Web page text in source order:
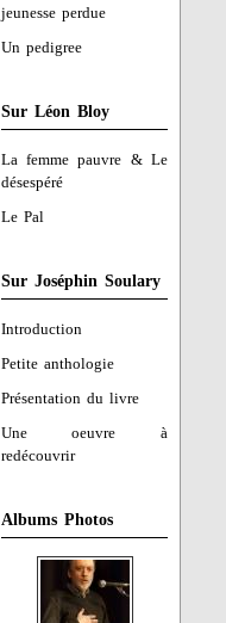
jeunesse perdue
Un pedigree
Sur Léon Bloy
La femme pauvre & Le
désespéré
Le Pal
Sur Joséphin Soulary
Introduction
Petite anthologie
Présentation du livre
Une oeuvre à
redécouvrir
Albums Photos